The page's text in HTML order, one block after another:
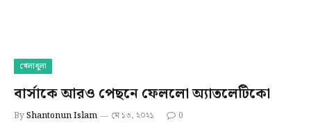
খেলাধুলা
বার্সাকে আরও পেছনে ফেললো অ্যাতলেটিকো
ByShantonun Islam মে ১৩, ২০২১ 0